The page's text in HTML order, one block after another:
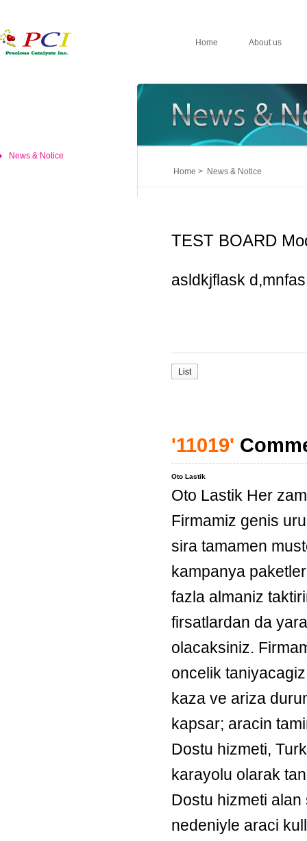
Home About us
News & Notice
Home > News & Notice
TEST BOARD
asldkjflask
List
'11019'
Oto Lastik
Oto Lastik Her
Firmamiz genis
sira tamamen
kampanya
fazla almaniz
firsatlardan da
olacaksiniz.
oncelik
kaza ve ariza
kapsar; aracin
Dostu hizmeti,
karayolu olarak
Dostu hizmeti
nedeniyle araci